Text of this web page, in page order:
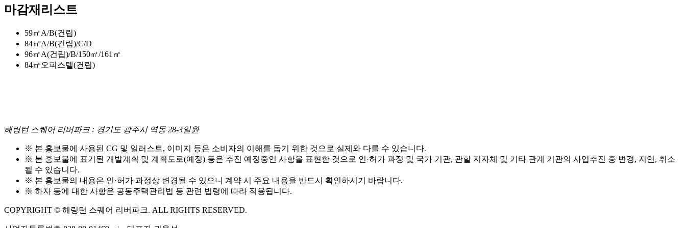
마감재리스트
59㎡A/B(건립)
84㎡A/B(건립)/C/D
96㎡A(건립)/B/150㎡/161㎡
84㎡오피스텔(건립)
해링턴 스퀘어 리버파크 : 경기도 광주시 역동 28-3일원
※ 본 홍보물에 사용된 CG 및 일러스트, 이미지 등은 소비자의 이해를 돕기 위한 것으로 실제와 다를 수 있습니다.
※ 본 홍보물에 표기된 개발계획 및 계획도로(예정) 등은 추진 예정중인 사항을 표현한 것으로 인·허가 과정 및 국가 기관, 관할 지자체 및 기타 관계 기관의 사업추진 중 변경, 지연, 취소
될 수 있습니다.
※ 본 홍보물의 내용은 인·허가 과정상 변경될 수 있으니 계약 시 주요 내용을 반드시 확인하시기 바랍니다.
※ 하자 등에 대한 사항은 공동주택관리법 등 관련 법령에 따라 적용됩니다.
COPYRIGHT © 해링턴 스퀘어 리버파크. ALL RIGHTS RESERVED.